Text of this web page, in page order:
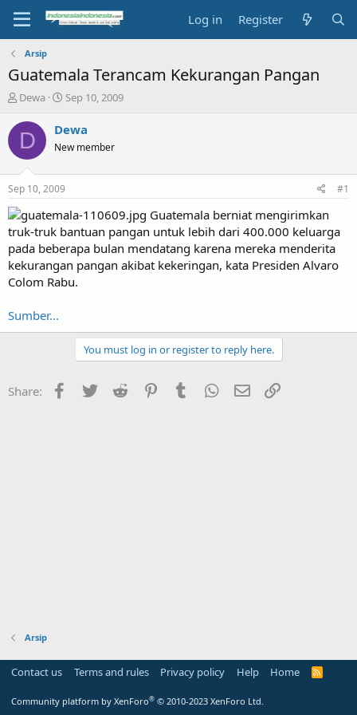
Log in Register
Arsip
Guatemala Terancam Kekurangan Pangan
T
r
a
t
a
r
t
e
r
Dewa
S
a
t
e
Sep 10, 2009
D Dewa
New member
Sep 10, 2009 #1
Guatemala berniat mengirimkan
truk-truk bantuan pangan untuk lebih dari 400.000 keluarga
pada beberapa bulan mendatang karena mereka menderita
kekurangan pangan akibat kekeringan, kata Presiden Alvaro
Colom Rabu.
Sumber...
You must log in or register to reply here.
Share: Facebook
Twitter Reddit PinterestTumblr WhatsApp
Email
Arsip
Contact us Terms and rules Privacy policy Help Home
R
Community platform by XenForo® © 2010-2023 XenForo Ltd.